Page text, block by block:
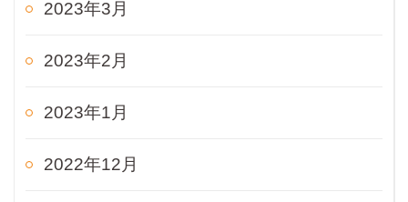
2023年3月
2023年2月
2023年1月
2022年12月